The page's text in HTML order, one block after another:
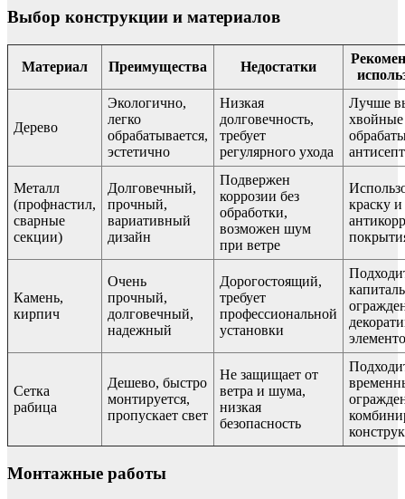
Выбор конструкции и материалов
Материал Преимущества Недостатки
Дерево
Экологично,
легко
обрабатывается,
эстетично
Низкая
долговечность,
требует
регулярного ухода
Лучше
Металл
(профнастил,
сварные
секции)
Долговечный,
прочный,
вариативный
дизайн
Подвержен
коррозии без
обработки,
возможен шум
при ветре
краску и
Камень,
кирпич
Очень
прочный,
долговечный,
надежный
Дорогостоящий,
требует
профессиональной
установки
Сетка
рабица
Дешево, быстро
монтируется,
пропускает свет
Не защищает от
ветра и шума,
низкая
безопасность
Монтажные работы